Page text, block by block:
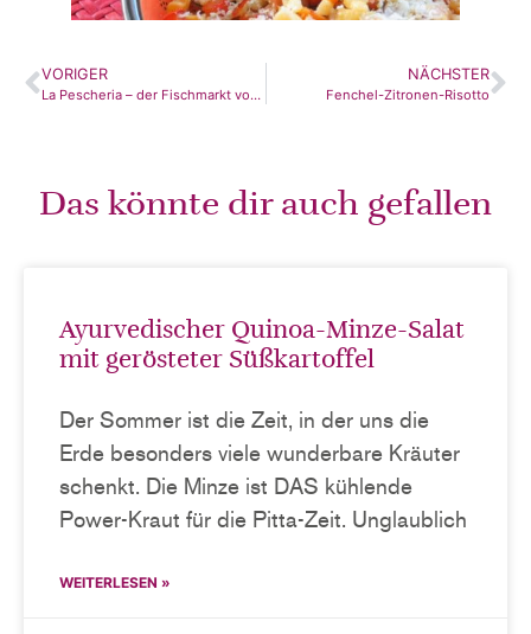
VORIGER
La Pescheria – der Fischmarkt von Catania
NÄCHSTER
Fenchel-Zitronen-Risotto
Das könnte dir auch gefallen
Ayurvedischer Quinoa-Minze-Salat
mit gerösteter Süßkartoffel
Der Sommer ist die Zeit, in der uns die
Erde besonders viele wunderbare Kräuter
schenkt. Die Minze ist DAS kühlende
Power-Kraut für die Pitta-Zeit. Unglaublich
WEITERLESEN »